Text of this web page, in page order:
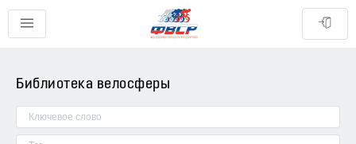
Библиотека велосферы